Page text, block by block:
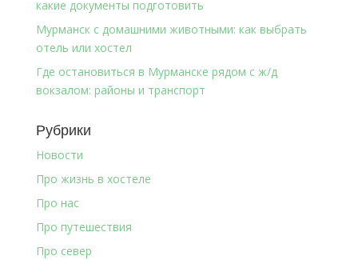
какие документы подготовить
Мурманск с домашними животными: как выбрать
отель или хостел
Где остановиться в Мурманске рядом с ж/д
вокзалом: районы и транспорт
Рубрики
Новости
Про жизнь в хостеле
Про нас
Про путешествия
Про север